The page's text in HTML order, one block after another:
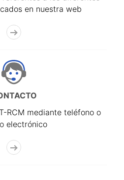
en nuestra web
RCM mediante teléfono o
electrónico